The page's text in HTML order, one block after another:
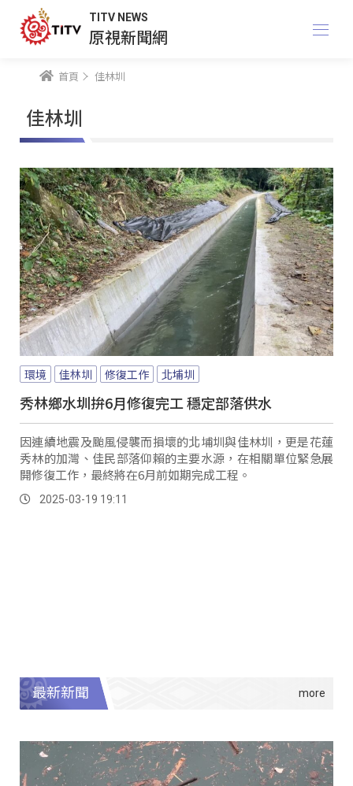
TITV NEWS
原視新聞網
首頁 佳林圳
佳林圳
環境 佳林圳 修復工作 北埔圳
秀林鄉水圳拚6月修復完工 穩定部落供水
因連續地震及颱風侵襲而損壞的北埔圳與佳林圳，更是花蓮
秀林的加灣、佳民部落仰賴的主要水源，在相關單位緊急展
開修復工作，最終將在6月前如期完成工程。
2025-03-19 19:11
最新新聞